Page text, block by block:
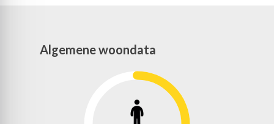
Algemene woondata